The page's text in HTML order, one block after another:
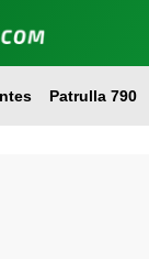
Patrulla 790